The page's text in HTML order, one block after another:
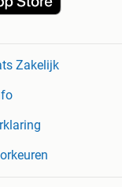
Zakelijk